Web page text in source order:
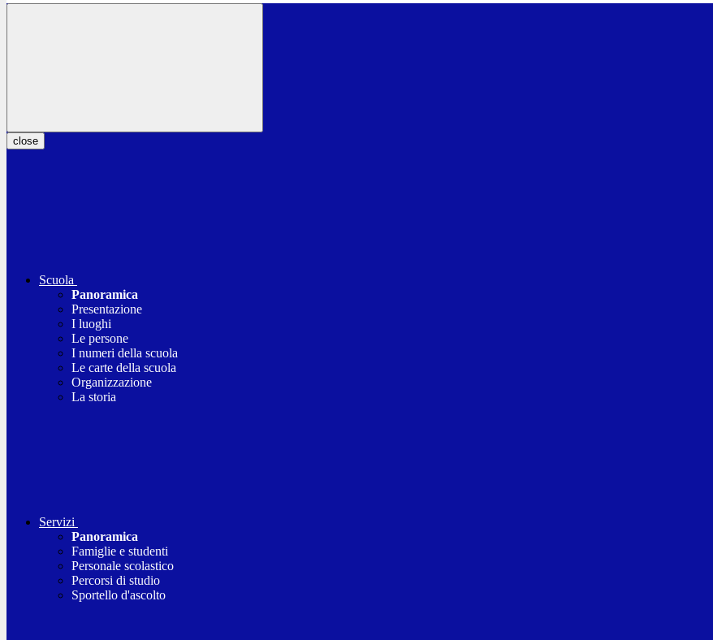
close
Scuola
Panoramica
Presentazione
I luoghi
Le persone
I numeri della scuola
Le carte della scuola
Organizzazione
La storia
Servizi
Panoramica
Famiglie e studenti
Personale scolastico
Percorsi di studio
Sportello d'ascolto